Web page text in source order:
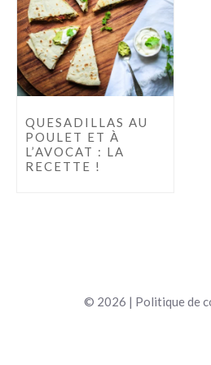
QUESADILLAS AU
POULET ET À
L’AVOCAT : LA
RECETTE !
© 2026 | Politique de